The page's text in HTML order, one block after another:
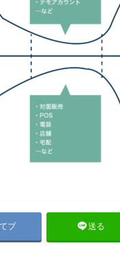
ブ 送る